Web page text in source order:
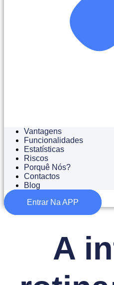
Vantagens
Funcionalidades
Estatísticas
Riscos
Porquê Nós?
Contactos
Blog
Entrar Na APP
A